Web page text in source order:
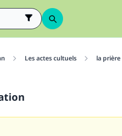
Les actes cultuels la prière